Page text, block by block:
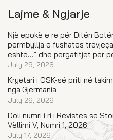
Lajme & Ngjarje
Një epokë e re për Ditën
përmbyllja e fushatës
është…” dhe përgatitjet për
July 29, 2026
Kryetari i OSK-së priti në
nga Gjermania
July 26, 2026
Doli numri i ri i Revistës së
Vëllimi V, Numri 1, 2026
July 17, 2026